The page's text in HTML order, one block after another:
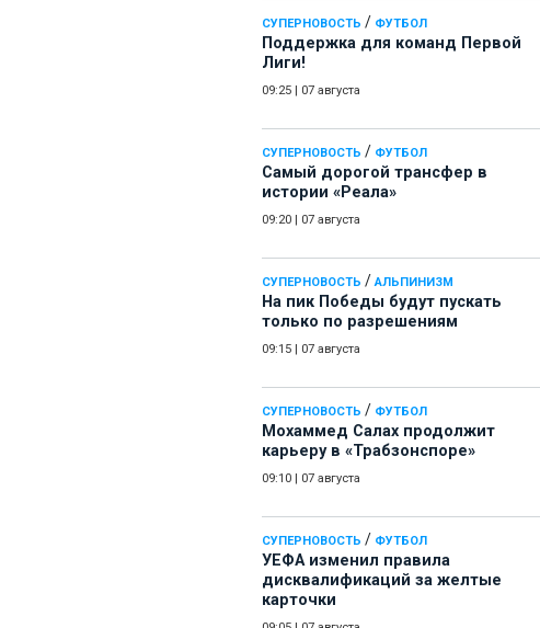
СУПЕРНОВОСТЬ / ФУТБОЛ
Поддержка для команд Первой
Лиги!
09:25 07 августа
СУПЕРНОВОСТЬ / ФУТБОЛ
Самый дорогой трансфер в
истории «Реала»
09:20 07 августа
СУПЕРНОВОСТЬ / АЛЬПИНИЗМ
На пик Победы будут пускать
только по разрешениям
09:15 07 августа
СУПЕРНОВОСТЬ / ФУТБОЛ
Мохаммед Салах продолжит
карьеру в «Трабзонспоре»
09:10 07 августа
СУПЕРНОВОСТЬ / ФУТБОЛ
УЕФА изменил правила
дисквалификаций за желтые
карточки